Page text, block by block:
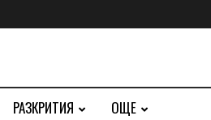
РАЗКРИТИЯ ОЩЕ